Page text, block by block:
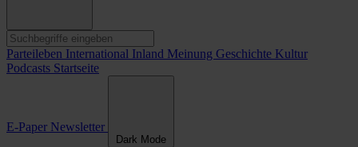
Parteileben International Inland Meinung Geschichte Kultur
Podcasts Startseite
E-Paper Newsletter
Dark Mode